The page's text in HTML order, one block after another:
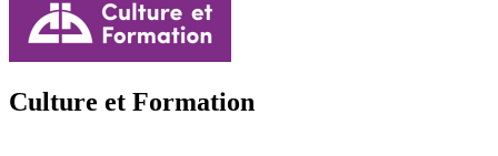
Culture et Formation